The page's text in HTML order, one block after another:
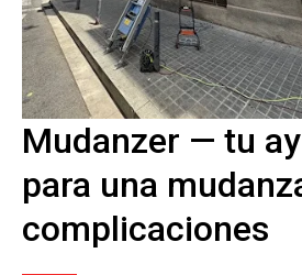
Mudanzer — tu
para una
complicaciones